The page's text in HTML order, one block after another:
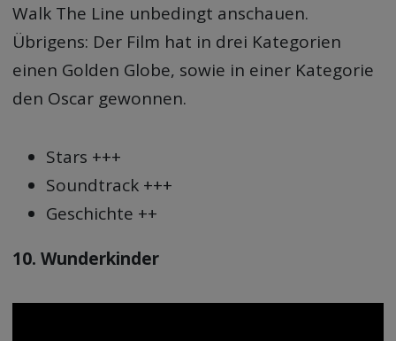
Walk The Line unbedingt anschauen.
Übrigens: Der Film hat in drei Kategorien
einen Golden Globe, sowie in einer Kategorie
den Oscar gewonnen.
Stars +++
Soundtrack +++
Geschichte ++
10. Wunderkinder